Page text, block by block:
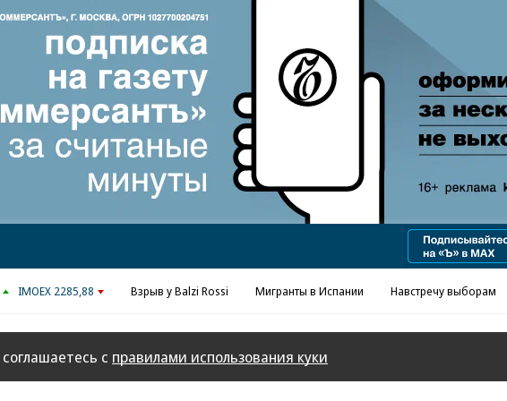
Реклама в «Ъ» www.kommersant.ru/ad
IMOEX 2285,88 Взрыв у Balzi Rossi Мигранты в Испании Навстречу выборам
с правилами использования куки